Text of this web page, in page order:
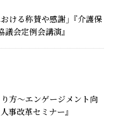
ける称賛や感謝｣『介護保
会定例会講演』
方～エンゲージメント向
事改革セミナー』